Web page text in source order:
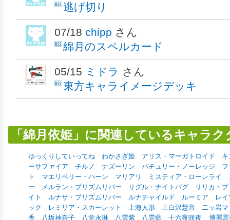
逃げ切り
07/18 chipp さん
綿月のスペルカード
05/15 ミドラ さん
東方キャライメージデッキ
「綿月依姫」に関連しているキャラク
ゆっくりしていってね わかさぎ姫 アリス・マーガトロイド
ーサファイア
チルノ ナズーリン パチュリー・ノーレッジ
ト
マエリベリー・ハーン マリアリ ミスティア・ローレライ
ー
メルラン・プリズムリバー リグル・ナイトバグ
リリカ・
イト
ルナサ・プリズムリバー ルナチャイルド ルーミア
レ
ック
レミリア・スカーレット 上海人形 上白沢慧音
二ッ岩
香
八坂神奈子 八意永琳 八雲紫 八雲藍 十六夜咲夜
博麗霊